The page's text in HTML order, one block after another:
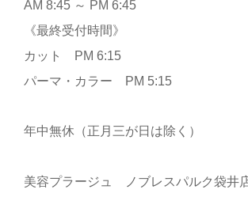
AM 8:45 ～ PM 6:45
《最終受付時間》
カット PM 6:15
パーマ・カラー PM 5:15
年中無休（正月三が日は除く）
美容プラージュ ノブレスパルク袋井